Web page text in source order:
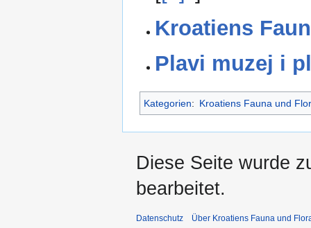
Kroatiens
Plavi muzej i
Kategorien: Kroatiens Fauna und
Diese Seite wurde
bearbeitet.
Datenschutz Über Kroatiens Fauna und